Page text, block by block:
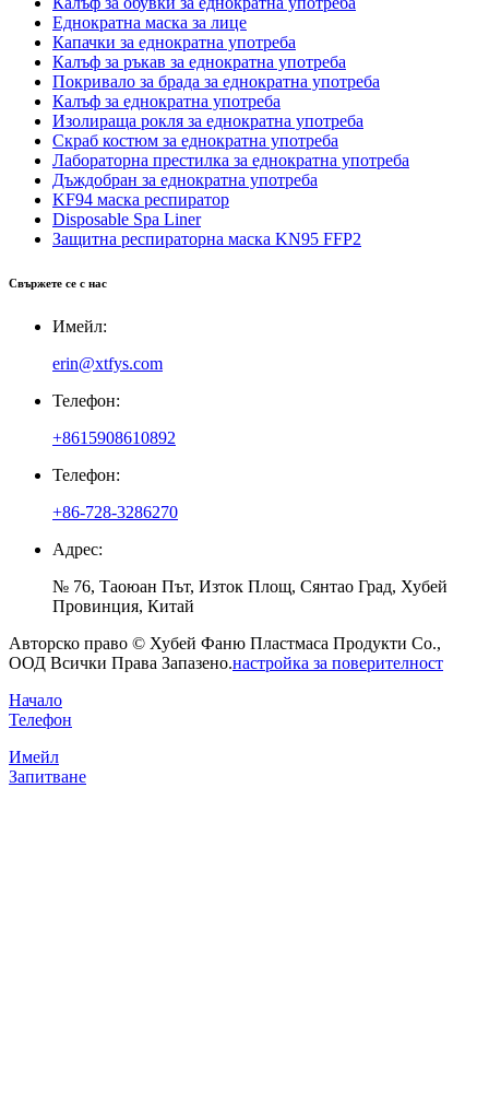
Еднократна маска за лице
Капачки за еднократна употреба
Калъф за ръкав за еднократна употреба
Покривало за брада за еднократна употреба
Калъф за еднократна употреба
Изолираща рокля за еднократна употреба
Скраб костюм за еднократна употреба
Лабораторна престилка за еднократна употреба
Дъждобран за еднократна употреба
KF94 маска респиратор
Disposable Spa Liner
Защитна респираторна маска KN95 FFP2
Свържете се с нас
Имейл:
erin@xtfys.com
Телефон:
+8615908610892
Телефон:
+86-728-3286270
Адрес:
№ 76, Таоюан Път, Изток Площ, Сянтао Град, Хубей
Провинция, Китай
Авторско право © Хубей Фаню Пластмаса Продукти Co.,
ООД Всички Права Запазено.настройка за поверителност
Начало
Телефон
Имейл
Запитване